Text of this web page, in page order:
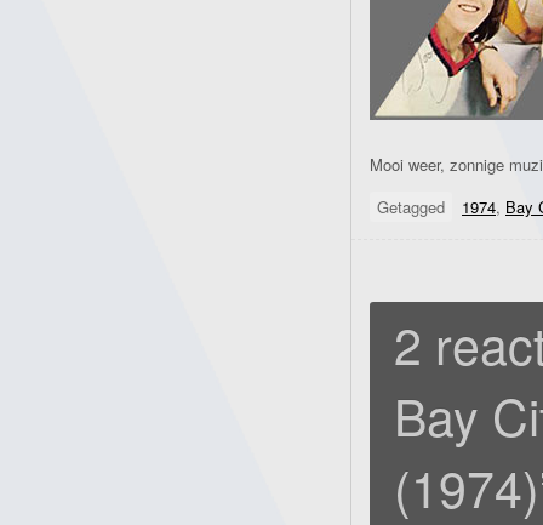
Mooi weer, zonnige
Getagged
1974, Bay
2
Bay
(1974)